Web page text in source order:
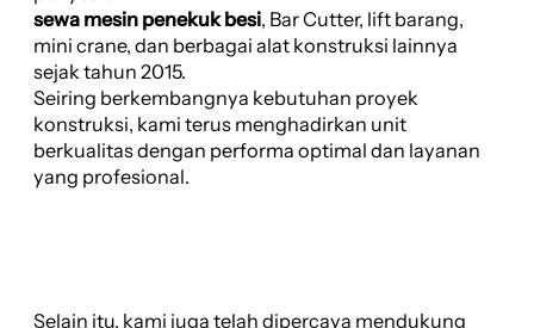
sewa mesin penekuk besi, Bar Cutter, lift barang,
mini crane, dan berbagai alat konstruksi lainnya
sejak tahun 2015.
Seiring berkembangnya kebutuhan proyek
konstruksi, kami terus menghadirkan unit
berkualitas dengan performa optimal dan layanan
yang profesional.
Selain itu, kami juga telah dipercaya mendukung